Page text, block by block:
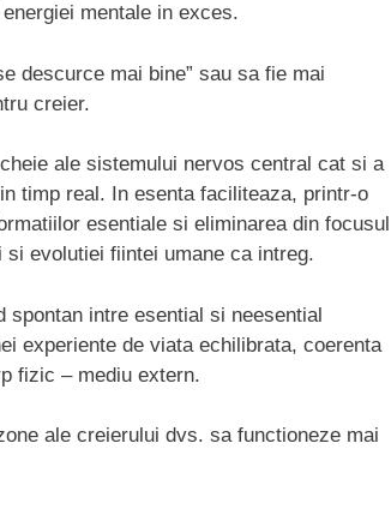
mentale in exces.
descurce mai bine” sau sa fie mai
creier.
ale sistemului nervos central cat si a
timp real. In esenta faciliteaza, printr-o
esentiale si eliminarea din focusul
evolutiei fiintei umane ca intreg.
spontan intre esential si neesential
experiente de viata echilibrata, coerenta
fizic – mediu extern.
ale creierului dvs. sa functioneze mai